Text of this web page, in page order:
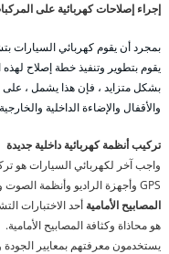
إجراء إصلاحات كهربائية على
بمجرد أن يقوم كهربائي السيارات
يقوم بتطوير وتنفيذ خطة إصلاح
بشكل متزايد ، فإن هذا يشمل ، على
والأقفال والإضاءة الداخلية
تركيب أنظمة كهربائية داخلية جديدة
واجب آخر لكهربائي السيارات هو
GPS وأجهزة الراديو وأنظمة الصوت وشاشات التلفزيون.
المصابيح الأمامية أحد الاختبارات
هو محاذاة وكثافة المصابيح الأمامية.
يستخدمون معرفتهم بمعايير